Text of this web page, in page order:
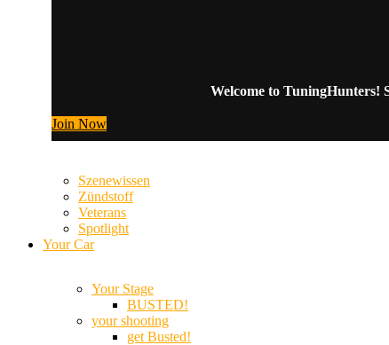
Welcome to TuningHunters!
Join Now
Szenewissen
Zündstoff
Veterans
Spotlight
Your Car
Your Stage
BUSTED!
your shooting
get Busted!